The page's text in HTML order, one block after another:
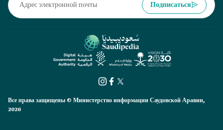
Подписаться
Все права защищены © Министерство информации Саудовской Аравии,
2026